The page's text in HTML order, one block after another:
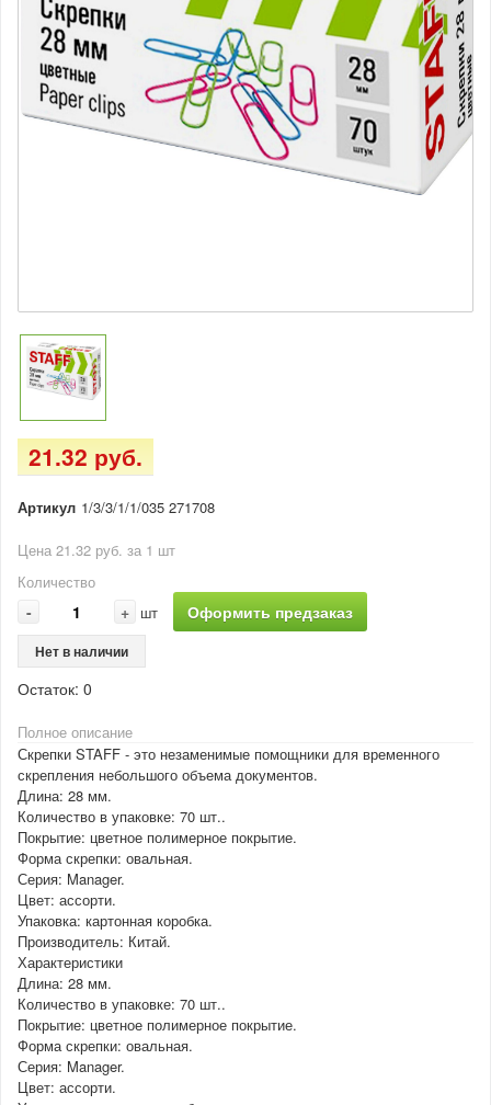
21.32 руб.
Артикул 1/3/3/1/1/035 271708
Цена 21.32 руб. за 1 шт
Количество
- + шт Оформить предзаказ
Нет в наличии
Остаток: 0
Полное описание
Скрепки STAFF - это незаменимые помощники для временного
скрепления небольшого объема документов.
Длина: 28 мм.
Количество в упаковке: 70 шт..
Покрытие: цветное полимерное покрытие.
Форма скрепки: овальная.
Серия: Manager.
Цвет: ассорти.
Упаковка: картонная коробка.
Производитель: Китай.
Характеристики
Длина: 28 мм.
Количество в упаковке: 70 шт..
Покрытие: цветное полимерное покрытие.
Форма скрепки: овальная.
Серия: Manager.
Цвет: ассорти.